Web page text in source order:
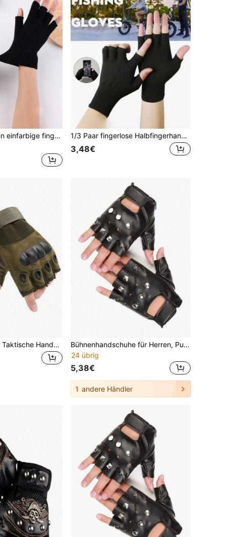
warm und windundurchlässig für Herbst/Winter Alltagsgebrauch
1/3 Paar fingerlose Halbfingerhandschuhe, Outdoor-Radfahren Warm Arbeitsschutzhandschuhe, Nylon elastisch Unisex atmungsaktiv Touchscreen Sport Radfahrhandschuhe
3,48€
1 Paar Halbfinger Taktische Handschuhe für Männer, zum Outdoor Radfahren, rutschfest und abriebfest für Sport, Bergsteigen, Fitness und Kampftraining
Bühnenhandschuhe für Herren, Punk Street Dance Nieten, halbe Finger offenbarend, Nachtclub-Auftritt, Motorradhandschuhe, Herrengeschenke, Camping
24 übrig
5,38€
1 andere Händler